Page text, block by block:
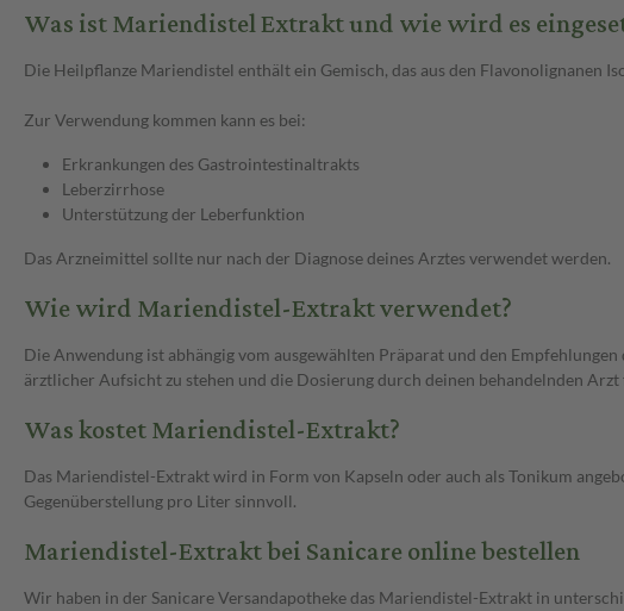
Was ist Mariendistel Extrakt und wie wird es
Die Heilpflanze Mariendistel enthält ein Gemisch, das aus den Flavonolignanen
Zur Verwendung kommen kann es bei:
Erkrankungen des Gastrointestinaltrakts
Leberzirrhose
Unterstützung der Leberfunktion
Das Arzneimittel sollte nur nach der Diagnose deines Arztes verwendet werden.
Wie wird Mariendistel-Extrakt verwendet?
Die Anwendung ist abhängig vom ausgewählten Präparat und den
ärztlicher Aufsicht zu stehen und die Dosierung durch deinen behandelnden Arzt
Was kostet Mariendistel-Extrakt?
Das Mariendistel-Extrakt wird in Form von Kapseln oder auch als Tonikum
Gegenüberstellung pro Liter sinnvoll.
Mariendistel-Extrakt bei Sanicare online bestellen
Wir haben in der Sanicare Versandapotheke das Mariendistel-Extrakt in